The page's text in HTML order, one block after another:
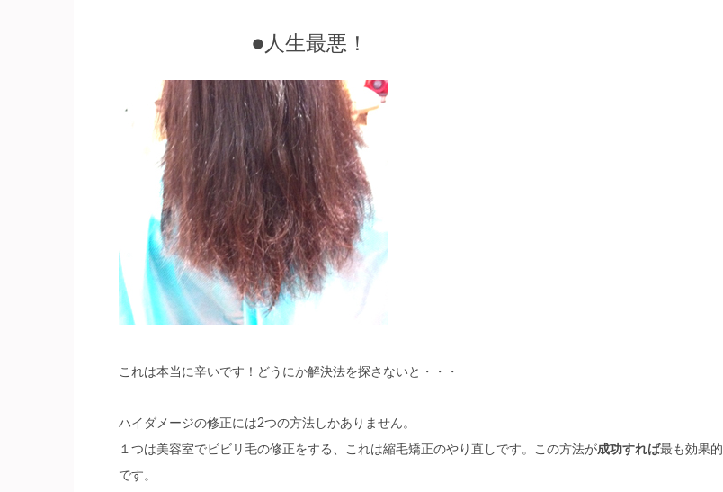
●人生最悪！
これは本当に辛いです！どうにか解決法を探さないと・・・
ハイダメージの修正には2つの方法しかありません。
１つは美容室でビビリ毛の修正をする、これは縮毛矯正のやり直しです。この方法が成功すれば最も効果的
です。